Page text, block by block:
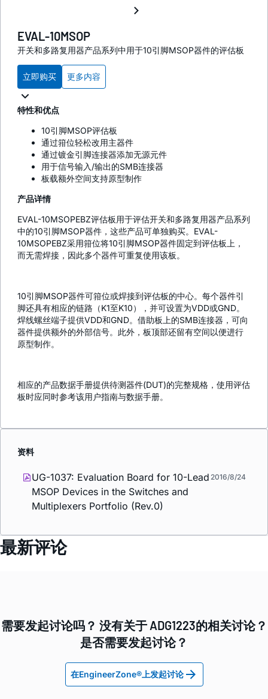
EVAL-10MSOP
开关和多路复用器产品系列中用于10引脚MSOP器件的评估板
立即购买 更多内容
特性和优点
10引脚MSOP评估板
通过箝位轻松改用主器件
通过镀金引脚连接器添加无源元件
用于信号输入/输出的SMB连接器
板载额外空间支持原型制作
产品详情
EVAL-10MSOPEBZ评估板用于评估开关和多路复用器产品系列
中的10引脚MSOP器件，这些产品可单独购买。EVAL-
10MSOPEBZ采用箝位将10引脚MSOP器件固定到评估板上，
而无需焊接，因此多个器件可重复使用该板。
10引脚MSOP器件可箝位或焊接到评估板的中心。每个器件引
脚还具有相应的链路（K1至K10），并可设置为VDD或GND。
焊线螺丝端子提供VDD和GND。借助板上的SMB连接器，可向
器件提供额外的外部信号。此外，板顶部还留有空间以便进行
原型制作。
相应的产品数据手册提供待测器件(DUT)的完整规格，使用评估
板时应同时参考该用户指南与数据手册。
资料
UG-1037: Evaluation Board for 10-Lead
MSOP Devices in the Switches and
Multiplexers Portfolio (Rev.0)
2016/8/24
最新评论
需要发起讨论吗？ 没有关于 ADG1223的相关讨论？
是否需要发起讨论？
在EngineerZone®上发起讨论